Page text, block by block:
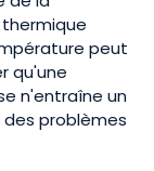
peut
qu'une
n'entraîne un
problèmes